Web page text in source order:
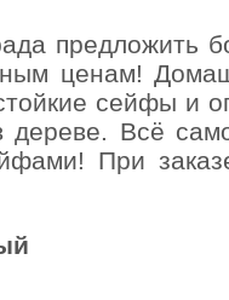
предложить
ценам!
сейфы и
дереве. Всё
При